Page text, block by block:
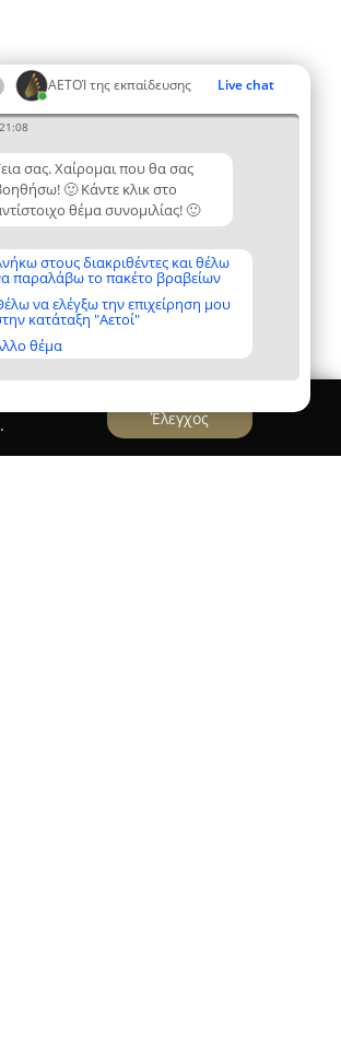
ΑΕΤΟΊ της εκπαίδευσης Live chat
21:08
σας. Χαίρομαι που θα σας
🙂 Κάντε κλικ στο
θέμα συνομιλίας! 🙂
στους διακριθέντες και θέλω
παραλάβω το πακέτο βραβείων
να ελέγξω την επιχείρηση μου
κατάταξη "Αετοί"
θέμα
Έλεγχος